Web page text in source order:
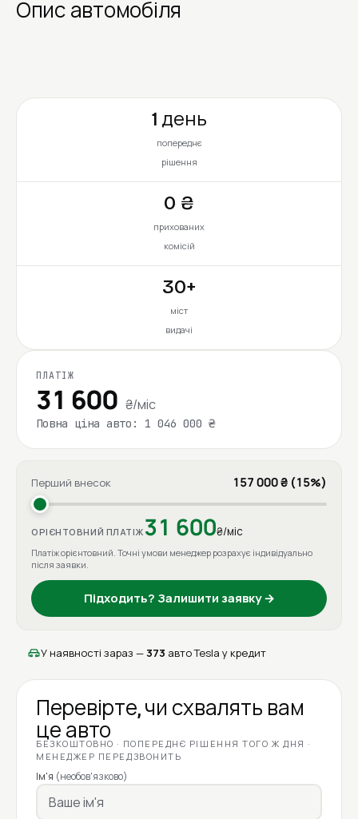
Опис автомобіля
1 день
попереднє
рішення
0 ₴
прихованих
комісій
30+
міст
видачі
ПЛАТІЖ
31 600 ₴/міс
Повна ціна авто: 1 046 000 ₴
Перший внесок 157 000 ₴ (15%)
ОРІЄНТОВНИЙ ПЛАТІЖ31 600₴/міс
Платіж орієнтовний. Точні умови менеджер розрахує індивідуально
після заявки.
Підходить? Залишити заявку →
У наявності зараз — 373 авто Tesla у кредит
Перевірте, чи схвалять вам
це авто
БЕЗКОШТОВНО · ПОПЕРЕДНЄ РІШЕННЯ ТОГО Ж ДНЯ ·
МЕНЕДЖЕР ПЕРЕДЗВОНИТЬ
Ім'я (необов'язково)